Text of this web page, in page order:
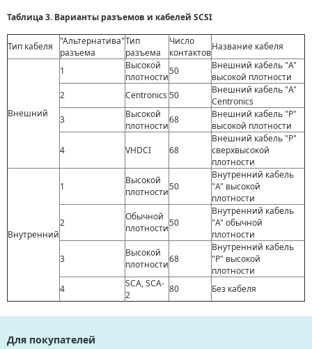
Таблица 3. Варианты разъемов и кабелей SCSI
Тип кабеля
"Альтернатива"
разъема
Тип
разъема
Число
контактов
Название кабеля
Внешний
1
Высокой
плотности
50
Внешний кабель "A"
высокой плотности
2
Centronics 50
Внешний кабель "A"
Centronics
3
Высокой
плотности
68
Внешний кабель "P"
высокой плотности
4 VHDCI 68
Внешний кабель "P"
сверхвысокой
плотности
Внутренний
1
Высокой
плотности50
Внутренний кабель
"A" высокой
плотности
2
Обычной
плотности50
Внутренний кабель
"A" обычной
плотности
3
Высокой
плотности68
Внутренний кабель
"P" высокой
плотности
4
SCA, SCA-
2
80 Без кабеля
Для покупателей